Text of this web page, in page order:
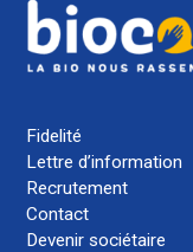
Fidelité
Lettre d’information
Recrutement
Contact
Devenir sociétaire